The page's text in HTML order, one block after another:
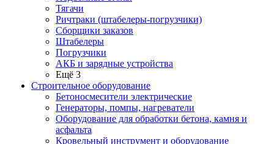
Тягачи
Ричтраки (штабелеры-погрузчики)
Сборщики заказов
Штабелеры
Погрузчики
АКБ и зарядные устройства
Ещё 3
Строительное оборудование
Бетоносмесители электрические
Генераторы, помпы, нагреватели
Оборудование для обработки бетона, камня и
асфальта
Кровельный инструмент и оборудование